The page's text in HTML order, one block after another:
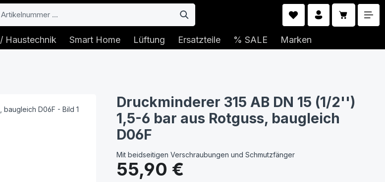
Haustechnik Smart Home Lüftung Ersatzteile % SALE Marken
Druckminderer 315 AB DN 15 (1/2'')
1,5-6 bar aus Rotguss, baugleich
D06F
Mit beidseitigen Verschraubungen und Schmutzfänger
Regulärer Preis:
55,90 €